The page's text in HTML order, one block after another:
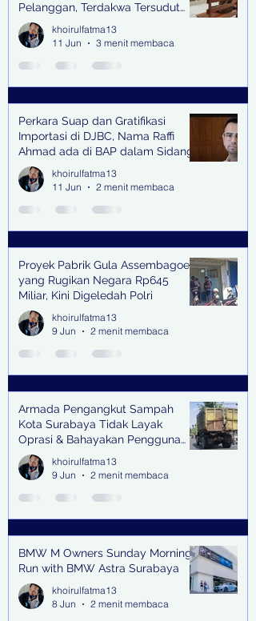
Pelanggan, Terdakwa Tersudut
oleh Keterangan Saksi Kunci
khoirulfatma13
11 Jun
3 menit membaca
Perkara Suap dan Gratifikasi
Importasi di DJBC, Nama Raffi
Ahmad ada di BAP dalam Sidang
khoirulfatma13
11 Jun
2 menit membaca
Proyek Pabrik Gula Assembagoes
yang Rugikan Negara Rp645
Miliar, Kini Digeledah Polri
khoirulfatma13
9 Jun
2 menit membaca
Armada Pengangkut Sampah
Kota Surabaya Tidak Layak
Oprasi & Bahayakan Pengguna
Jalan
khoirulfatma13
9 Jun
2 menit membaca
BMW M Owners Sunday Morning
Run with BMW Astra Surabaya
khoirulfatma13
8 Jun
2 menit membaca